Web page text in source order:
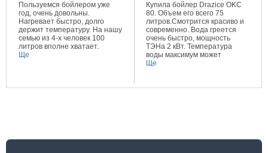
Пользуемся бойлером уже
год, очень довольны.
Нагревает быстро, долго
держит температуру. На нашу
семью из 4-х человек 100
литров вполне хватает.
Ще
Купила бойлер Drazice OKC
80. Объем его всего 75
литров.Смотрится красиво и
современно. Вода греется
очень быстро, мощность
ТЭНа 2 кВт. Температура
воды максимум может
составлять 80 градусов.
Ще